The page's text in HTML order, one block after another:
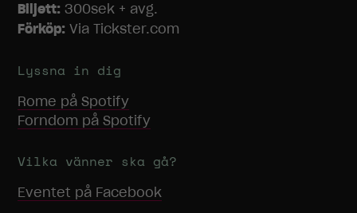
Biljett: 300sek + avg.
Förköp: Via Tickster.com
Lyssna in dig
Rome på Spotify
Forndom på Spotify
Vilka vänner ska gå?
Eventet på Facebook